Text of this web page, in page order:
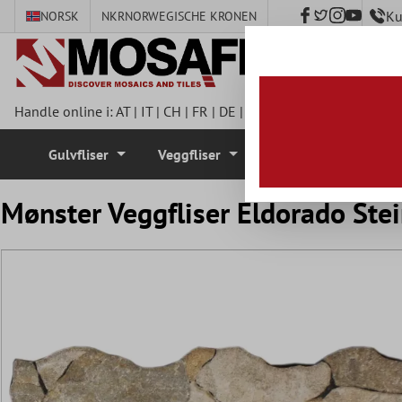
NORSK NKRNORWEGISCHE KRONEN
Handle online i:AT| IT| CH | FR | DE |
Gulvfliser Veggfliser
Mønster Veggfliser Eldorado